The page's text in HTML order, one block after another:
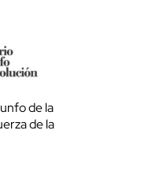
de la
de la